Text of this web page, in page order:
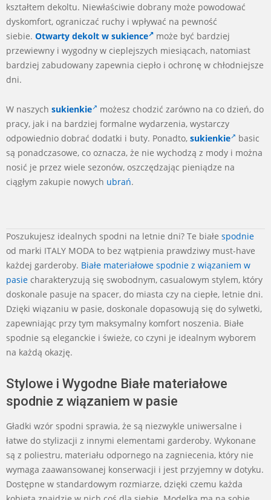
kształtem dekoltu. Niewłaściwie dobrany może powodować
dyskomfort, ograniczać ruchy i wpływać na pewność
siebie. Otwarty dekolt w sukience
może być bardziej
przewiewny i wygodny w cieplejszych miesiącach, natomiast
bardziej zabudowany zapewnia ciepło i ochronę w chłodniejsze
dni.
W naszych sukienkie
możesz chodzić zarówno na co dzień, do
pracy, jak i na bardziej formalne wydarzenia, wystarczy
odpowiednio dobrać dodatki i buty. Ponadto, sukienkie
basic
są ponadczasowe, co oznacza, że nie wychodzą z mody i można
nosić je przez wiele sezonów, oszczędzając pieniądze na
ciągłym zakupie nowych ubrań.
2024-
10-
03
Poszukujesz idealnych spodni na letnie dni? Te białe spodnie
od marki ITALY MODA to bez wątpienia prawdziwy must-have
każdej garderoby. Białe materiałowe spodnie z wiązaniem w
pasie charakteryzują się swobodnym, casualowym stylem, który
doskonale pasuje na spacer, do miasta czy na ciepłe, letnie dni.
Dzięki wiązaniu w pasie, doskonale dopasowują się do sylwetki,
zapewniając przy tym maksymalny komfort noszenia. Białe
spodnie są eleganckie i świeże, co czyni je idealnym wyborem
na każdą okazję.
Stylowe i Wygodne Białe materiałowe
spodnie z wiązaniem w pasie
Gładki wzór spodni sprawia, że są niezwykle uniwersalne i
łatwe do stylizacji z innymi elementami garderoby. Wykonane
są z poliestru, materiału odpornego na zagniecenia, który nie
wymaga zaawansowanej konserwacji i jest przyjemny w dotyku.
Dostępne w standardowym rozmiarze, dzięki czemu każda